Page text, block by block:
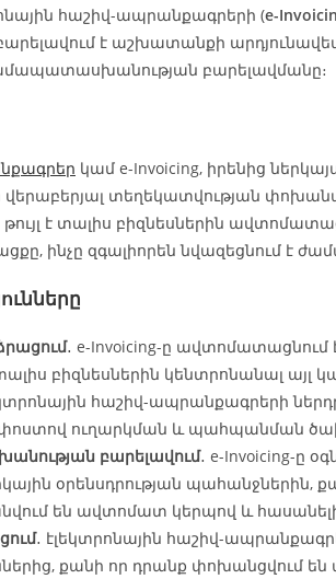
հաշիվ-ապրանքագրերի (e-
է աշխատանքի
բարելավմանը։
կամ e-Invoicing, իրենից
վերաբերյալ տեղեկատվության
թույլ է տալիս բիզնեսներին
ինչը զգալիորեն նվազեցնում է
․ e-Invoicing-ը
տալիս բիզնեսներին կենտրոնանալ այլ
հաշիվ-ապրանքագրերի
ուղարկման և պահպանման
բարելավում․ e-Invoicing-ը
օրենսդրության պահանջներին,
են ավտոմատ կերպով և հասանելի
․ էլեկտրոնային հաշիվ-
քանի որ դրանք փոխանցվում